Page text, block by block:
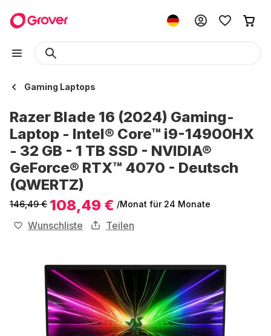
Gaming Laptops
Razer Blade 16 (2024) Gaming-
Laptop - Intel® Core™ i9-14900HX
- 32 GB - 1 TB SSD - NVIDIA®
GeForce® RTX™ 4070 - Deutsch
(QWERTZ)
146,49 € 108,49 € /Monat für 24 Monate
Wunschliste Teilen